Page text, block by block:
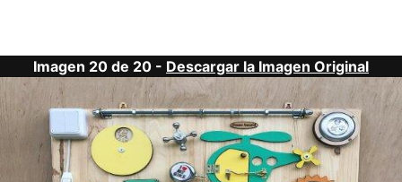
Imagen 20 de 20 - Descargar la Imagen Original